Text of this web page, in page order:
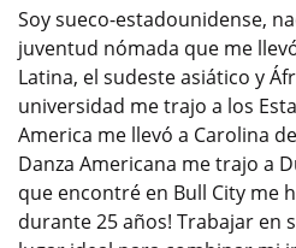
Soy sueco-estadounidense,
juventud nómada que me
Latina, el sudeste asiático y
universidad me trajo a los
America me llevó a Carolina
Danza Americana me trajo a
que encontré en Bull City me
durante 25 años! Trabajar en